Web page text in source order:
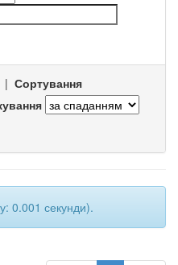
| Сортування
0.001 секунди).